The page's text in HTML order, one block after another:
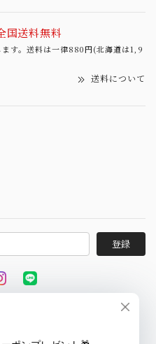
国送料無料
す。送料は一律880円(北海道は1,9
送料について
登録